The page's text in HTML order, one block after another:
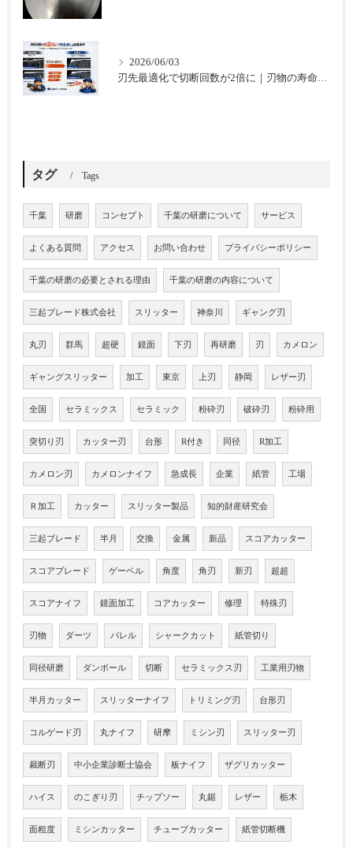
2026/06/03
刃先最適化で切断回数が2倍に｜刃物の寿命を延ばした改善事例
タグ Tags
千葉 研磨 コンセプト 千葉の研磨について サービス
よくある質問 アクセス お問い合わせ プライバシーポリシー
千葉の研磨の必要とされる理由 千葉の研磨の内容について
三起ブレード株式会社 スリッター 神奈川 ギャング刃
丸刃 群馬 超硬 鏡面 下刃 再研磨 刃 カメロン
ギャングスリッター 加工 東京 上刃 静岡 レザー刃
全国 セラミックス セラミック 粉砕刃 破砕刃 粉砕用
突切り刃 カッター刃 台形 R付き 同径 R加工
カメロン刃 カメロンナイフ 急成長 企業 紙管 工場
Ｒ加工 カッター スリッター製品 知的財産研究会
三起ブレード 半月 交換 金属 新品 スコアカッター
スコアブレード ゲーベル 角度 角刃 新刃 超超
スコアナイフ 鏡面加工 コアカッター 修理 特殊刃
刃物 ダーツ バレル シャークカット 紙管切り
同径研磨 ダンボール 切断 セラミックス刃 工業用刃物
半月カッター スリッターナイフ トリミング刃 台形刃
コルゲード刃 丸ナイフ 研摩 ミシン刃 スリッター刃
裁断刃 中小企業診断士協会 板ナイフ ザグリカッター
ハイス のこぎり刃 チップソー 丸鋸 レザー 栃木
面粗度 ミシンカッター チューブカッター 紙管切断機